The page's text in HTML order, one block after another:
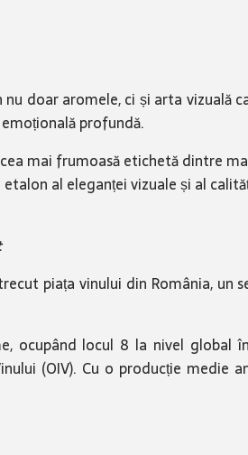
doar aromele, ci și arta vizuală
profundă.
mai frumoasă etichetă dintre
etalon al eleganței vizuale și al
piața vinului din România,
locul 8 la nivel global
(OIV). Cu o producție medie